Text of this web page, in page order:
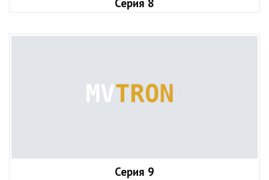
Серия 8
Серия 9